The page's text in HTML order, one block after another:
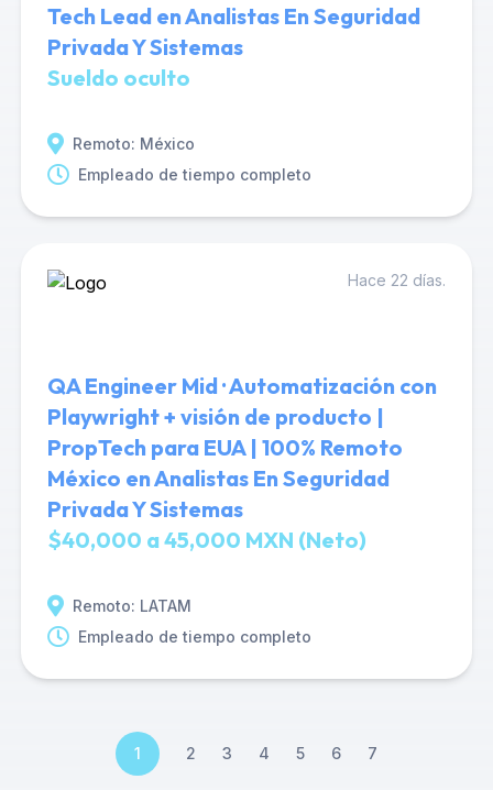
Tech Lead en Analistas En Seguridad
Privada Y Sistemas
Sueldo oculto
Remoto: México
Empleado de tiempo completo
Hace 22 días.
QA Engineer Mid · Automatización con
Playwright + visión de producto |
PropTech para EUA | 100% Remoto
México en Analistas En Seguridad
Privada Y Sistemas
$40,000 a 45,000 MXN (Neto)
Remoto: LATAM
Empleado de tiempo completo
1 2 3 4 5 6 7